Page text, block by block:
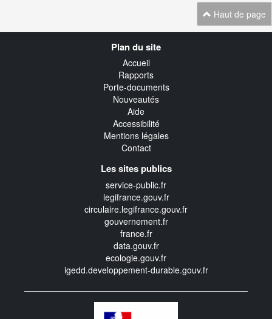
Haut de page
Plan du site
Accueil
Rapports
Porte-documents
Nouveautés
Aide
Accessibilité
Mentions légales
Contact
Les sites publics
service-public.fr
legifrance.gouv.fr
circulaire.legifrance.gouv.fr
gouvernement.fr
france.fr
data.gouv.fr
ecologie.gouv.fr
igedd.developpement-durable.gouv.fr